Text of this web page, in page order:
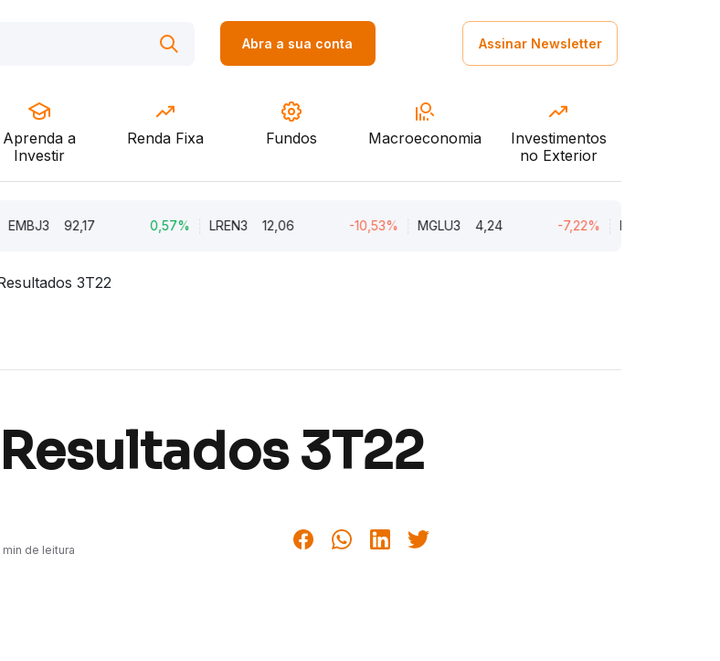
Abra a sua conta Assinar Newsletter
Aprenda a
Investir
Renda Fixa Fundos Macroeconomia
Investimentos
no Exterior
92,17 0,57% LREN3 12,06 -10,53% MGLU3 4,24 -7,22% ENGI11
3T22
3T22
min de leitura